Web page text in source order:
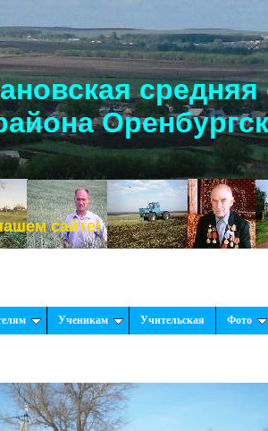
средняя
Ученикам Учительская Фото